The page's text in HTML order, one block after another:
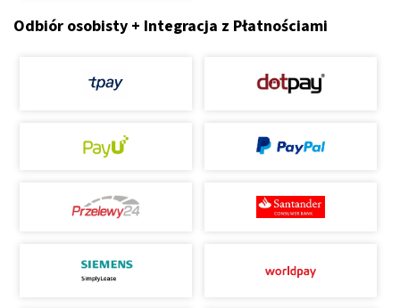
Odbiór osobisty + Integracja z Płatnościami